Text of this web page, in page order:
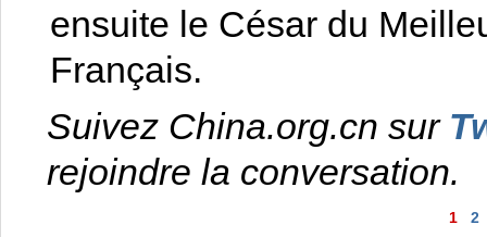
ensuite le César du
Français.
Suivez China.org.cn sur
rejoindre la conversation.
1 2